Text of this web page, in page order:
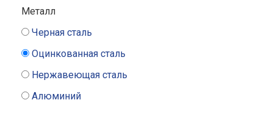
Металл
Черная сталь
Оцинкованная сталь
Нержавеющая сталь
Алюминий